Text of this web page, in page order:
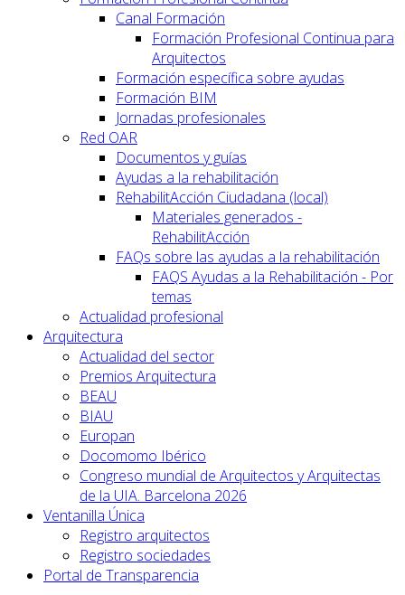
Canal Formación
Formación Profesional Continua para
Arquitectos
Formación específica sobre ayudas
Formación BIM
Jornadas profesionales
Red OAR
Documentos y guías
Ayudas a la rehabilitación
RehabilitAcción Ciudadana (local)
Materiales generados -
RehabilitAcción
FAQs sobre las ayudas a la rehabilitación
FAQS Ayudas a la Rehabilitación - Por
temas
Actualidad profesional
Arquitectura
Actualidad del sector
Premios Arquitectura
BEAU
BIAU
Europan
Docomomo Ibérico
Congreso mundial de Arquitectos y Arquitectas
de la UIA. Barcelona 2026
Ventanilla Única
Registro arquitectos
Registro sociedades
Portal de Transparencia